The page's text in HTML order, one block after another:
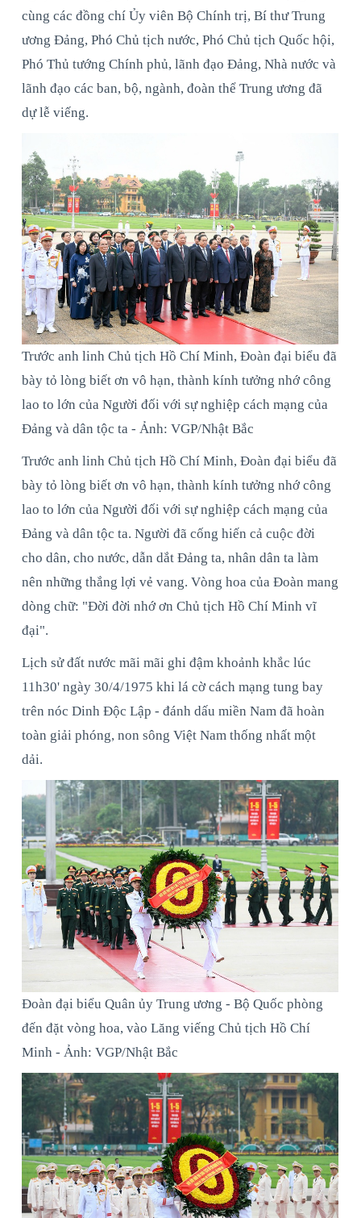
cùng các đồng chí Ủy viên Bộ Chính trị, Bí thư Trung
ương Đảng, Phó Chủ tịch nước, Phó Chủ tịch Quốc hội,
Phó Thủ tướng Chính phủ, lãnh đạo Đảng, Nhà nước và
lãnh đạo các ban, bộ, ngành, đoàn thể Trung ương đã
dự lễ viếng.
Trước anh linh Chủ tịch Hồ Chí Minh, Đoàn đại biểu đã
bày tỏ lòng biết ơn vô hạn, thành kính tưởng nhớ công
lao to lớn của Người đối với sự nghiệp cách mạng của
Đảng và dân tộc ta - Ảnh: VGP/Nhật Bắc
Trước anh linh Chủ tịch Hồ Chí Minh, Đoàn đại biểu đã
bày tỏ lòng biết ơn vô hạn, thành kính tưởng nhớ công
lao to lớn của Người đối với sự nghiệp cách mạng của
Đảng và dân tộc ta. Người đã cống hiến cả cuộc đời
cho dân, cho nước, dẫn dắt Đảng ta, nhân dân ta làm
nên những thắng lợi vẻ vang. Vòng hoa của Đoàn mang
dòng chữ: "Đời đời nhớ ơn Chủ tịch Hồ Chí Minh vĩ
đại".
Lịch sử đất nước mãi mãi ghi đậm khoảnh khắc lúc
11h30' ngày 30/4/1975 khi lá cờ cách mạng tung bay
trên nóc Dinh Độc Lập - đánh dấu miền Nam đã hoàn
toàn giải phóng, non sông Việt Nam thống nhất một
dải.
Đoàn đại biểu Quân ủy Trung ương - Bộ Quốc phòng
đến đặt vòng hoa, vào Lăng viếng Chủ tịch Hồ Chí
Minh - Ảnh: VGP/Nhật Bắc